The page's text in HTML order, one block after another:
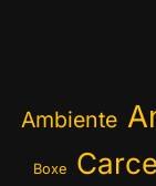
Ambiente
Boxe